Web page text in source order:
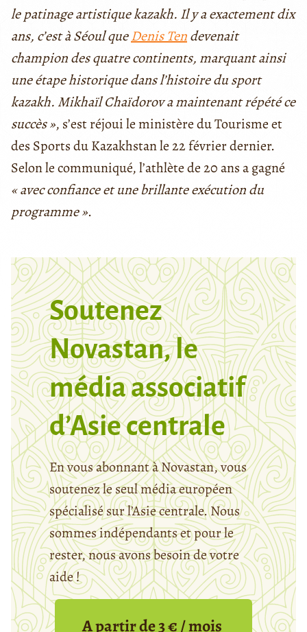
le patinage artistique kazakh. Il y a exactement dix
ans, c’est à Séoul queDenis Tendevenait
champion des quatre continents, marquant ainsi
une étape historique dans l’histoire du sport
kazakh. Mikhaïl Chaïdorov a maintenant répété ce
succès », s’est réjoui le ministère du Tourisme et
des Sports du Kazakhstan le 22 février dernier.
Selon le communiqué, l’athlète de 20 ans a gagné
« avec confiance et une brillante exécution du
programme ».
Soutenez
Novastan, le
média associatif
d’Asie centrale
En vous abonnant à Novastan, vous
soutenez le seul média européen
spécialisé sur l’Asie centrale. Nous
sommes indépendants et pour le
rester, nous avons besoin de votre
aide !
A partir de 3 € / mois